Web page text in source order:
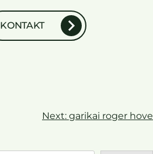
KONTAKT
Next: garikai roger hove